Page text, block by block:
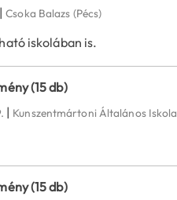
|Csoka Balazs (Pécs)
iskolában is.
(15 db)
| Kunszentmártoni Általános Iskola
(15 db)